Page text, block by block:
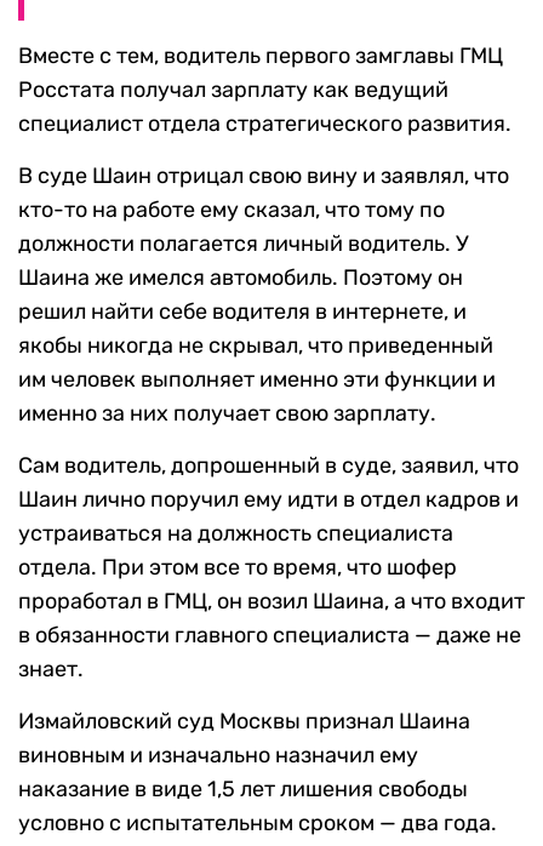
Вместе с тем, водитель первого замглавы ГМЦ
Росстата получал зарплату как ведущий
специалист отдела стратегического развития.
В суде Шаин отрицал свою вину и заявлял, что
кто-то на работе ему сказал, что тому по
должности полагается личный водитель. У
Шаина же имелся автомобиль. Поэтому он
решил найти себе водителя в интернете, и
якобы никогда не скрывал, что приведенный
им человек выполняет именно эти функции и
именно за них получает свою зарплату.
Сам водитель, допрошенный в суде, заявил, что
Шаин лично поручил ему идти в отдел кадров и
устраиваться на должность специалиста
отдела. При этом все то время, что шофер
проработал в ГМЦ, он возил Шаина, а что входит
в обязанности главного специалиста — даже не
знает.
Измайловский суд Москвы признал Шаина
виновным и изначально назначил ему
наказание в виде 1,5 лет лишения свободы
условно с испытательным сроком — два года.